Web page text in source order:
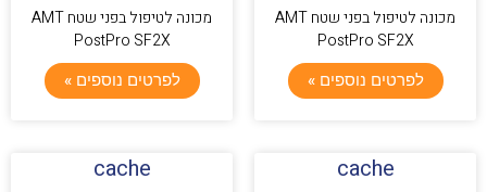
מכונה לטיפול בפני שטח AMT
PostPro SF2X
לפרטים נוספים »
מכונה לטיפול בפני שטח AMT
PostPro SF2X
לפרטים נוספים »
cache
cache